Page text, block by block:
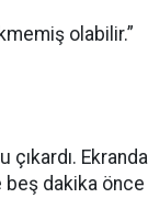
olabilir.”
beş dakika